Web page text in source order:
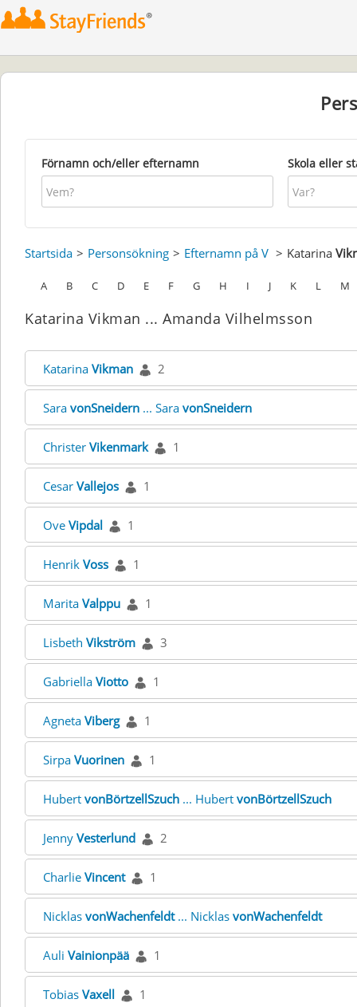
Förnamn och/eller efternamn Skola eller
Startsida Personsökning Efternamn på V Katarina
A B C D E F G H I J K L M
Katarina Vikman ... Amanda Vilhelmsson
Katarina Vikman 2
Sara vonSneidern ... Sara vonSneidern
Christer Vikenmark 1
Cesar Vallejos 1
Ove Vipdal 1
Henrik Voss 1
Marita Valppu 1
Lisbeth Vikström 3
Gabriella Viotto 1
Agneta Viberg 1
Sirpa Vuorinen 1
Hubert vonBörtzellSzuch ... Hubert vonBörtzellSzuch
Jenny Vesterlund 2
Charlie Vincent 1
Nicklas vonWachenfeldt... Nicklas vonWachenfeldt
Auli Vainionpää 1
Tobias Vaxell 1